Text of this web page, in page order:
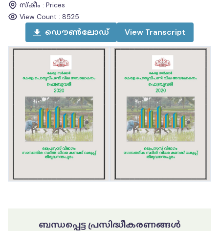
സ്കീം : Prices
View Count : 8525
ഡൌൺലോഡ് View Transcript
ബന്ധപ്പെട്ട പ്രസിദ്ധീകരണങ്ങൾ